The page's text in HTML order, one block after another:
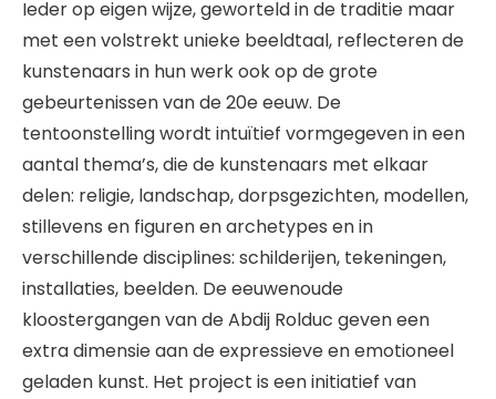
Ieder op eigen wijze, geworteld in de traditie maar
met een volstrekt unieke beeldtaal, reflecteren de
kunstenaars in hun werk ook op de grote
gebeurtenissen van de 20e eeuw. De
tentoonstelling wordt intuïtief vormgegeven in een
aantal thema’s, die de kunstenaars met elkaar
delen: religie, landschap, dorpsgezichten, modellen,
stillevens en figuren en archetypes en in
verschillende disciplines: schilderijen, tekeningen,
installaties, beelden. De eeuwenoude
kloostergangen van de Abdij Rolduc geven een
extra dimensie aan de expressieve en emotioneel
geladen kunst. Het project is een initiatief van